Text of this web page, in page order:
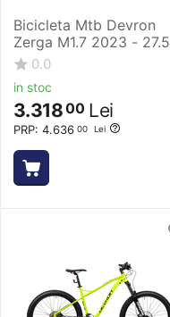
Bicicleta Mtb Devron
Zerga M1.7 2023 - 27.5
Inch, 457 mm, Albastru
0.0
in stoc
PRP: 4.636 00 Lei
3.31800 Lei